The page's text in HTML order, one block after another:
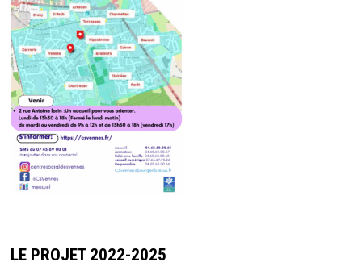
LE PROJET 2022-2025